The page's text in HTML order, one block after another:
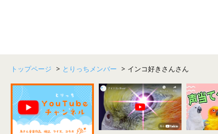
トップページ > とりっちメンバー > インコ好きさんさん